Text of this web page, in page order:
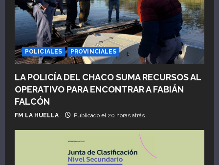
POLICIALES PROVINCIALES
LA POLICÍA DEL CHACO SUMA RECURSOS AL
OPERATIVO PARA ENCONTRAR A FABIÁN
FALCÓN
FM LA HUELLA Publicado el 20 horas atrás